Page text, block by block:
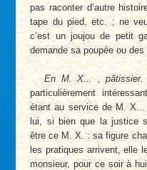
pas raconter d’autre
tape du pied, etc. ; ne
c’est un joujou de petit
demande sa poupée ou
En M. X... , pâtissier.
particulièrement
étant au service de M.
lui, si bien que la justice
être ce M. X. : sa figure
les pratiques arrivent, elle
monsieur, pour ce soir à